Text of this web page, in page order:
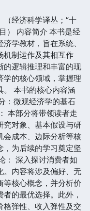
（经济科学译丛；“十
） 内容简介 本书是经
学教材，旨在系统、
机制运作及其相互作
的逻辑推理和丰富的现
学的核心领域，掌握理
。 本书的核心内容涵
：微观经济学的基石
本部分将带领读者走
究对象、基本假设与研
会成本、边际分析等核
，为后续的学习奠定坚
： 深入探讨消费者如
。内容将涉及偏好、无
等核心概念，并分析价
的最优选择。此外，
格弹性、收入弹性及交